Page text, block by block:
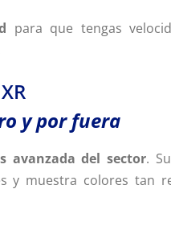
para que tengas
y por fuera
avanzada del sector.
y muestra colores tan